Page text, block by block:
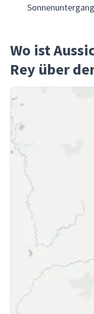
Sonnenuntergang
Wo ist
Rey über